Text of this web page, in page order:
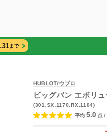
販売について
まで
HUBLOT/ウブロ
ビッグバン エボリ
(301.SX.1170.RX.1104)
平均 5.0 点 /